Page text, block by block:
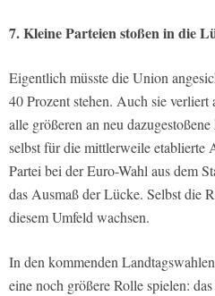
7. Kleine Parteien stoßen in die
Eigentlich müsste die Union
40 Prozent stehen. Auch sie
alle größeren an neu
selbst für die mittlerweile etablierte
Partei bei der Euro-Wahl aus dem
das Ausmaß der Lücke. Selbst die
diesem Umfeld wachsen.
In den kommenden
eine noch größere Rolle spielen: